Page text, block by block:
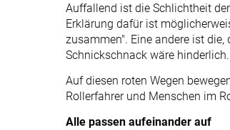
Auffallend ist die Schlichtheit
Erklärung dafür ist
zusammen". Eine andere ist
Schnickschnack wäre hinderlich.
Auf diesen roten Wegen
Rollerfahrer und Menschen im
Alle passen aufeinander auf